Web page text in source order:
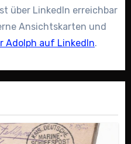
über LinkedIn erreichbar
Ansichtskarten und
Adolph auf LinkedIn.